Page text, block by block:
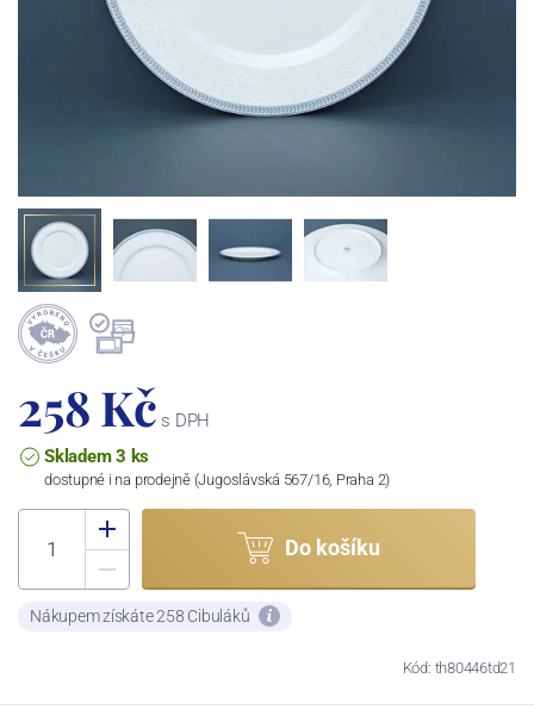
258 Kč s DPH
Skladem 3 ks
dostupné i na prodejně (Jugoslávská 567/16, Praha 2)
Do košíku
Nákupem získáte 258 Cibuláků
Kód: th80446td21